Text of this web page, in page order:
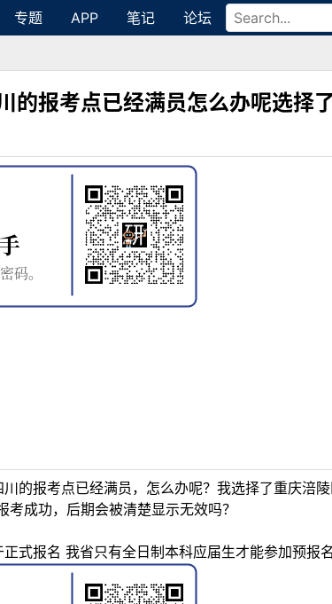
专题 APP 笔记 论坛
的报考点已经满员怎么办呢选择
的报考点已经满员，怎么办呢？我选择了重庆涪
成功，后期会被清楚显示无效吗？
式报名 我省只有全日制本科应届生才能参加预报名